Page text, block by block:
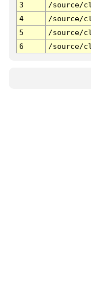
3
/source/
4
/source/
5
/source/
6
/source/